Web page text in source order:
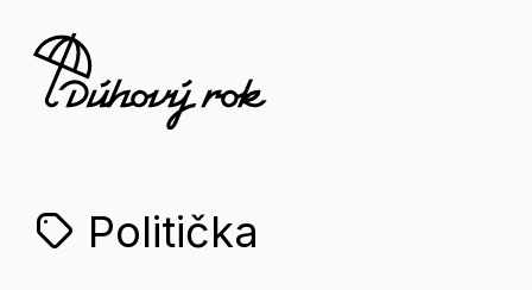
Politička